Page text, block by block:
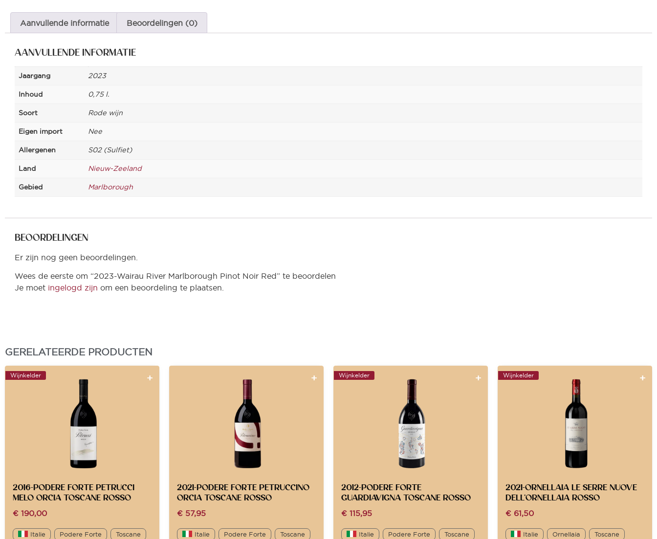
Aanvullende informatie Beoordelingen (0)
AANVULLENDE INFORMATIE
Jaargang 2023
Inhoud 0,75 l.
Soort Rode wijn
Eigen import Nee
Allergenen S02 (Sulfiet)
Land Nieuw-Zeeland
Gebied Marlborough
BEOORDELINGEN
Er zijn nog geen beoordelingen.
Wees de eerste om “2023-Wairau River Marlborough Pinot Noir Red” te beoordelen
Je moet ingelogd zijn om een beoordeling te plaatsen.
GERELATEERDE PRODUCTEN
Wijnkelder
2016-PODERE FORTE PETRUCCI
MELO ORCIA TOSCANE ROSSO
€ 190,00
Italie Podere Forte Toscane
2021-PODERE FORTE PETRUCCINO
ORCIA TOSCANE ROSSO
€ 57,95
Italie Podere Forte Toscane
Wijnkelder
2012-PODERE FORTE
GUARDIAVIGNA TOSCANE ROSSO
€ 115,95
Italie Podere Forte Toscane
Wijnkelder
2021-ORNELLAIA LE SERRE NUOVE
DELL’ORNELLAIA ROSSO
€ 61,50
Italie Ornellaia Toscane